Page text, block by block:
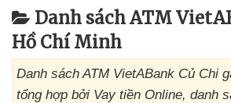
Danh sách ATM
Hồ Chí Minh
Danh sách ATM VietABank Củ Chi
tổng hợp bởi Vay tiền Online, danh